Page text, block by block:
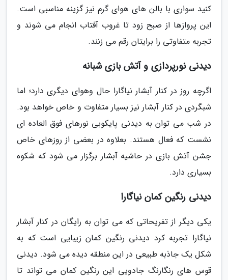
کنید سواری با بالن های هوای گرم نیز گزینه مناسبی است.
این پروازها از صبح زود تا غروب آفتاب انجام می شوند و
تجربه متفاوتی را برایتان رقم می زنند.
دیدنی نورپردازی و آتش بازی شبانه
اگرچه روز در کنار آبشار نیاگارا حال وهوای دیگری دارد؛ اما
شبگردی در کنار آبشار نیز بسیار متفاوت و خاص خواهد بود.
در شب می توان به دیدنی پایکوبی نورهای فوق العاده ای
نشست که فعال هستند. بعلاوه در بعضی از روزهای خاص
جشن آتش بازی در حاشیه آبشار برگزار می شود که شکوه
بسیاری دارد.
دیدنی رنگین کمان نیاگارا
یکی دیگر از تفریحاتی که می توان به رایگان در کنار آبشار
نیاگارا تجربه کرد دیدنی رنگین کمان زیبایی است که به
شکل یک جاذبه طبیعی در این منطقه دیده می شود. دیدنی
قوس های رنگارنگ جادویی این رنگین کمان می تواند تا